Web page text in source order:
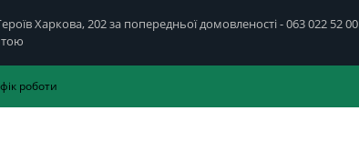
Харкова, 202 за попередньої домовленості - 063 022 52 00
роботи